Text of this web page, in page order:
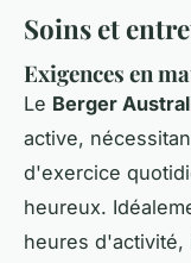
Soins et
Exigences en
Le Berger
active,
d'exercice
heureux.
heures d'activité,